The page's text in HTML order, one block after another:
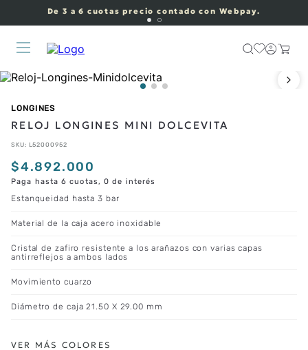
De 3 a 6 cuotas precio contado con Webpay.
LONGINES
RELOJ LONGINES MINI DOLCEVITA
SKU: L52000952
$4.892.000
Paga hasta 6 cuotas, 0 de interés
Estanqueidad hasta 3 bar
Material de la caja acero inoxidable
Cristal de zafiro resistente a los arañazos con varias capas
antirreflejos a ambos lados
Movimiento cuarzo
Diámetro de caja 21.50 X 29.00 mm